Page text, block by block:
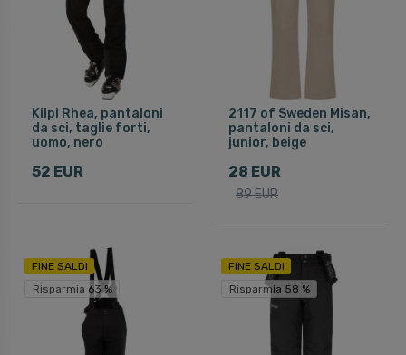
Kilpi Rhea, pantaloni
da sci, taglie forti,
uomo, nero
52 EUR
2117 of Sweden Misan,
pantaloni da sci,
junior, beige
28 EUR
89 EUR
FINE SALDI
Risparmia 63 %
FINE SALDI
Risparmia 58 %